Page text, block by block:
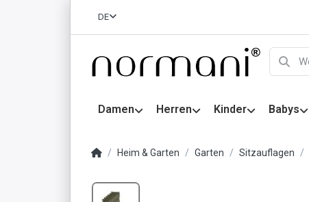
DE
Damen Herren Kinder Babys
Heim & Garten Garten Sitzauflagen